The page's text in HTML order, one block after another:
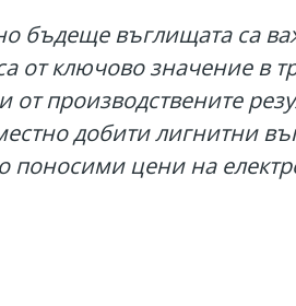
бъдеще въглищата са
от ключово значение в
производствените
добити лигнитни
цени на